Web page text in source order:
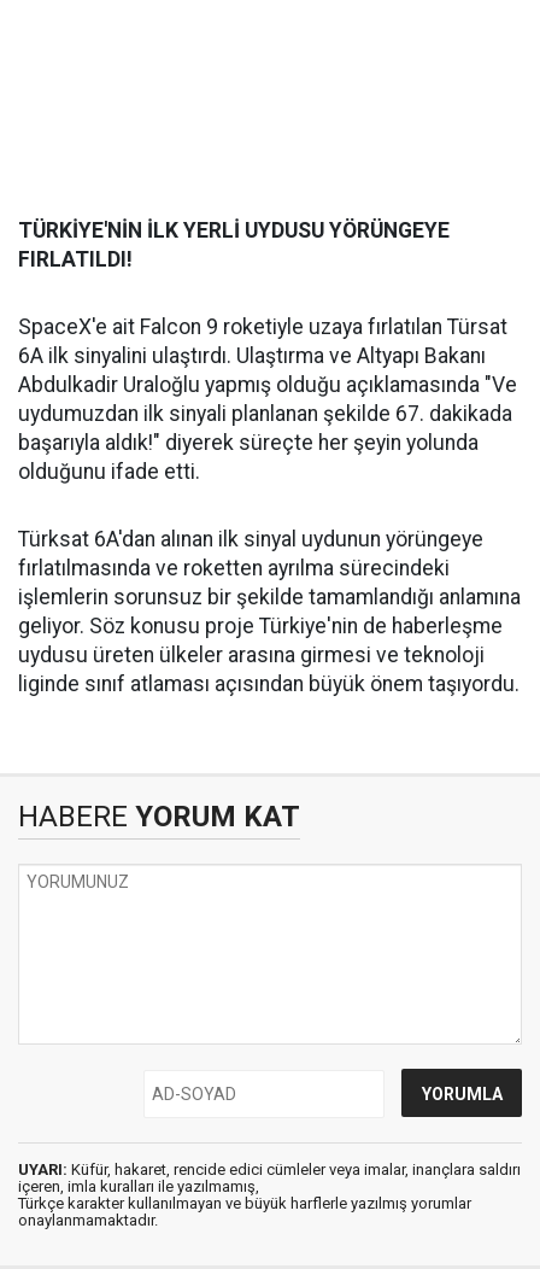
TÜRKİYE'NİN İLK YERLİ UYDUSU YÖRÜNGEYE
FIRLATILDI!
SpaceX'e ait Falcon 9 roketiyle uzaya fırlatılan Türsat
6A ilk sinyalini ulaştırdı. Ulaştırma ve Altyapı Bakanı
Abdulkadir Uraloğlu yapmış olduğu açıklamasında "Ve
uydumuzdan ilk sinyali planlanan şekilde 67. dakikada
başarıyla aldık!" diyerek süreçte her şeyin yolunda
olduğunu ifade etti.
Türksat 6A'dan alınan ilk sinyal uydunun yörüngeye
fırlatılmasında ve roketten ayrılma sürecindeki
işlemlerin sorunsuz bir şekilde tamamlandığı anlamına
geliyor. Söz konusu proje Türkiye'nin de haberleşme
uydusu üreten ülkeler arasına girmesi ve teknoloji
liginde sınıf atlaması açısından büyük önem taşıyordu.
HABERE YORUM KAT
UYARI: Küfür, hakaret, rencide edici cümleler veya imalar, inançlara saldırı
içeren, imla kuralları ile yazılmamış,
Türkçe karakter kullanılmayan ve büyük harflerle yazılmış yorumlar
onaylanmamaktadır.